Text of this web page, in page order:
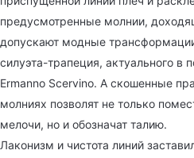
предусмотренные молнии,
допускают модные
силуэта-трапеция, актуального в
Ermanno Scervino. А скошенные
молниях позволят не только
мелочи, но и обозначат талию.
Лаконизм и чистота линий